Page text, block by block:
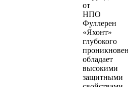
от
НПО
Фуллерен
«Яхонт»
глубокого
обладает
высокими
защитными